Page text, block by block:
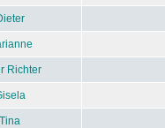
Richter
Tina